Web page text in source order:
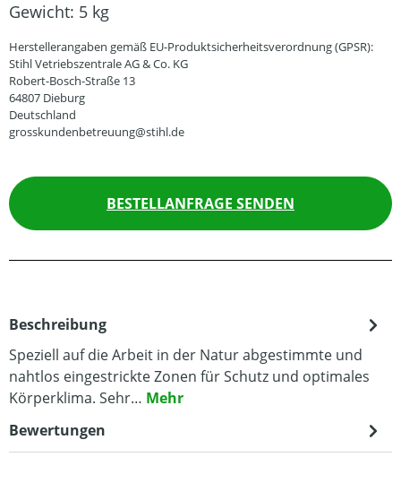
Gewicht: 5 kg
Herstellerangaben gemäß EU-Produktsicherheitsverordnung (GPSR):
Stihl Vetriebszentrale AG & Co. KG
Robert-Bosch-Straße 13
64807 Dieburg
Deutschland
grosskundenbetreuung@stihl.de
BESTELLANFRAGE SENDEN
Beschreibung
Speziell auf die Arbeit in der Natur abgestimmte und
nahtlos eingestrickte Zonen für Schutz und optimales
Körperklima. Sehr… Mehr
Bewertungen